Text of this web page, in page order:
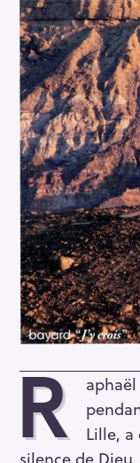
R
Lille, a
silence de